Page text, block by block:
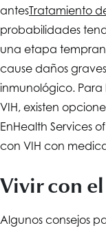
antesTratamiento
probabilidades
una etapa
cause daños
inmunológico.
VIH, existen
EnHealth Services
con VIH con
Vivir con
Algunos consejos